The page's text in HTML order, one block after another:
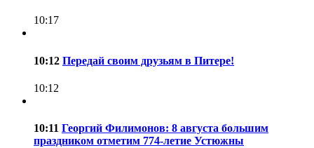
10:17
10:12 Передай своим друзьям в Питере!
10:12
10:11 Георгий Филимонов: 8 августа большим
праздником отметим 774-летие Устюжны